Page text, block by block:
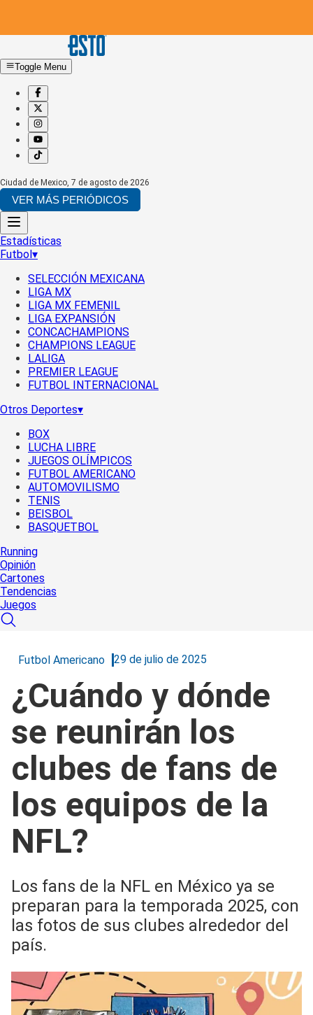
Toggle Menu
Ciudad de Mexico, 7 de agosto de 2026
VER MÁS PERIÓDICOS
Estadísticas
Futbol▾
SELECCIÓN MEXICANA
LIGA MX
LIGA MX FEMENIL
LIGA EXPANSIÓN
CONCACHAMPIONS
CHAMPIONS LEAGUE
LALIGA
PREMIER LEAGUE
FUTBOL INTERNACIONAL
Otros Deportes▾
BOX
LUCHA LIBRE
JUEGOS OLÍMPICOS
FUTBOL AMERICANO
AUTOMOVILISMO
TENIS
BEISBOL
BASQUETBOL
Running
Opinión
Cartones
Tendencias
Juegos
Futbol Americano 29 de julio de 2025
¿Cuándo y dónde
se reunirán los
clubes de fans de
los equipos de la
NFL?
Los fans de la NFL en México ya se
preparan para la temporada 2025, con
las fotos de sus clubes alrededor del
país.